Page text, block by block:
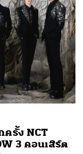
รั้ง NCT
3 คอนเสิร์ต